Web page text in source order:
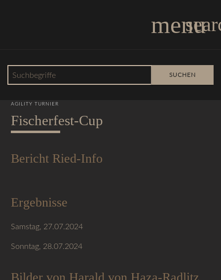
menu
Suchbegriffe SUCHEN
AGILITY TURNIER
Fischerfest-Cup
Bericht Ried-Info
Ergebnisse
Samstag, 27.07.2024
Sonntag, 28.07.2024